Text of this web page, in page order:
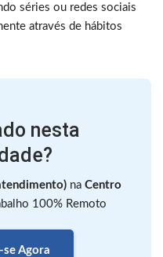
séries ou redes sociais
através de hábitos
nesta
na Centro
100% Remoto
Agora